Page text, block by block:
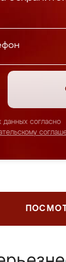
данных согласно